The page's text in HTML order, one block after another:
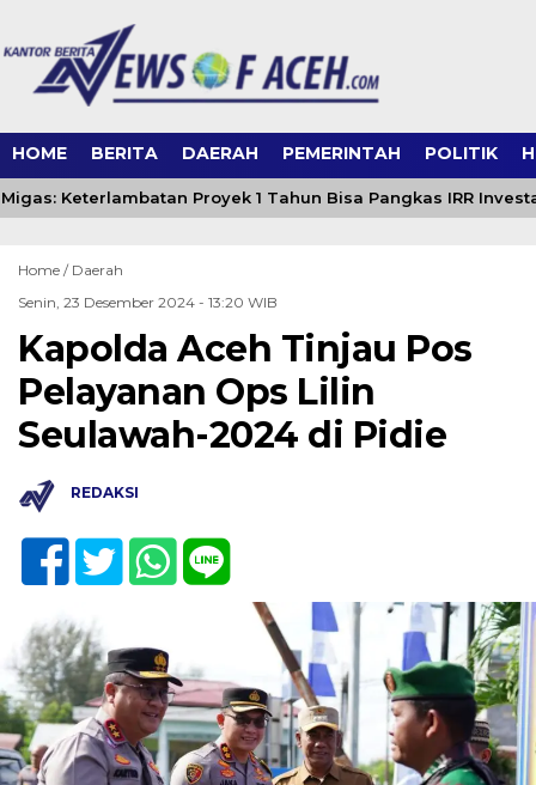
HOME BERITA DAERAH PEMERINTAH POLITIK
Keterlambatan Proyek 1 Tahun Bisa Pangkas IRR
Home / Daerah
Senin, 23 Desember 2024 - 13:20 WIB
Kapolda Aceh Tinjau Pos
Pelayanan Ops Lilin
Seulawah-2024 di Pidie
REDAKSI